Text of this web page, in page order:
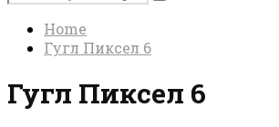
for:
Search
Home
Гугл Пиксел 6
Гугл Пиксел 6